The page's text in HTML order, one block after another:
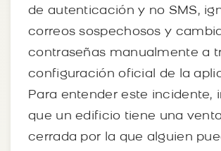
de autenticación y no SMS,
correos sospechosos y
contraseñas manualmente a
configuración oficial de la
Para entender este incidente,
que un edificio tiene una
cerrada por la que alguien